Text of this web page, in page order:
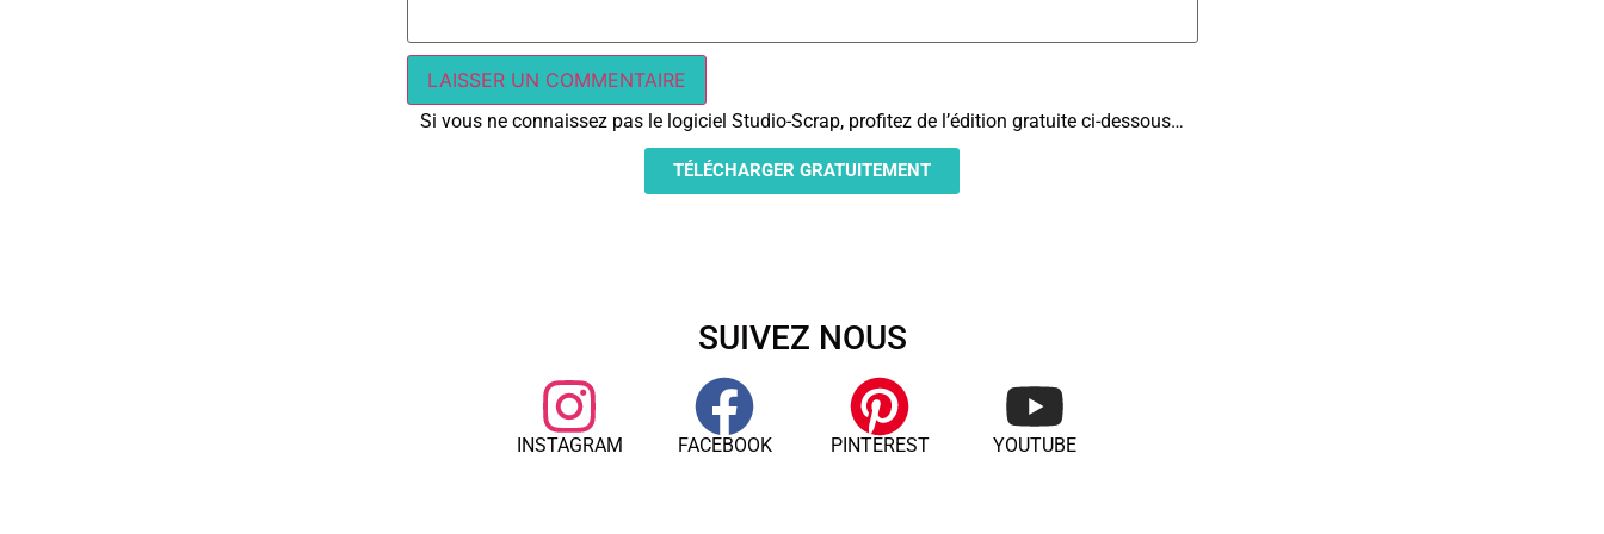
Si vous ne connaissez pas le logiciel Studio-Scrap, profitez de l’édition gratuite ci-dessous…
TÉLÉCHARGER GRATUITEMENT
SUIVEZ NOUS
INSTAGRAM FACEBOOK PINTEREST YOUTUBE